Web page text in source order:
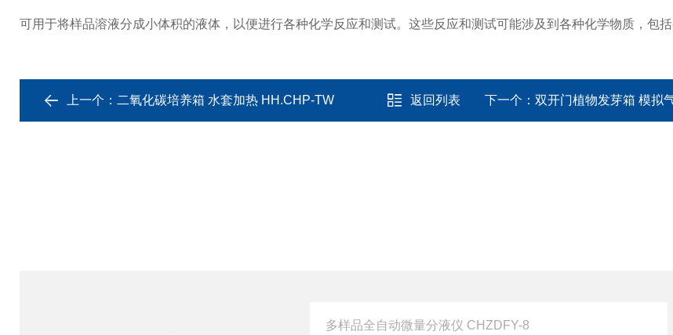
可用于将样品溶液分成小体积的液体，以便进行各种化学反应和测试。这些反应和测试可能涉及到各种化学物质，包
上一个： 二氧化碳培养箱 水套加热 HH.CHP-TW 返回列表 下一个：双开门植物发芽箱 模拟气